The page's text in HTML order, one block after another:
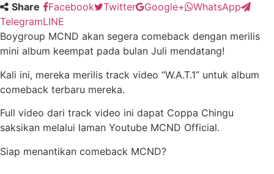
Share
Facebook Twitter Google+
WhatsApp
TelegramLINE
Boygroup MCND akan segera comeback dengan merilis
mini album keempat pada bulan Juli mendatang!
Kali ini, mereka merilis track video “W.A.T.1” untuk album
comeback terbaru mereka.
Full video dari track video ini dapat Coppa Chingu
saksikan melalui laman Youtube MCND Official.
Siap menantikan comeback MCND?